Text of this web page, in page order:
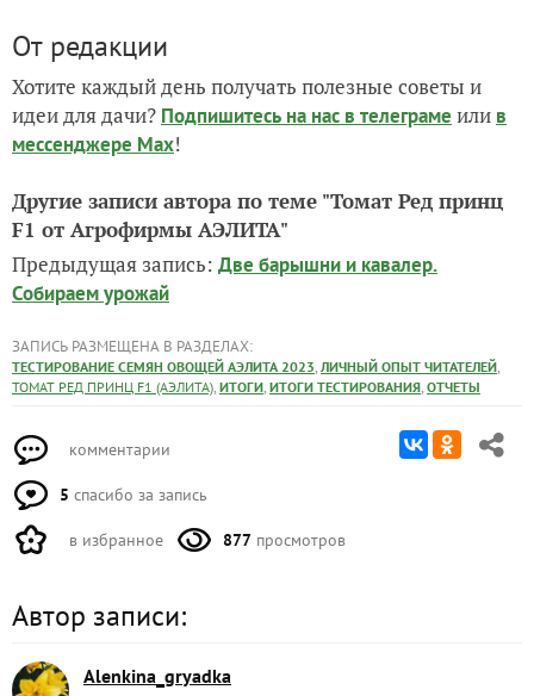
От редакции
Хотите каждый день получать полезные советы и
идеи для дачи? Подпишитесь на нас в телеграме или в
мессенджере Max!
Другие записи автора по теме "Томат Ред принц
F1 от Агрофирмы АЭЛИТА"
Предыдущая запись: Две барышни и кавалер.
Собираем урожай
ЗАПИСЬ РАЗМЕЩЕНА В РАЗДЕЛАХ:
ТЕСТИРОВАНИЕ СЕМЯН ОВОЩЕЙ АЭЛИТА 2023, ЛИЧНЫЙ ОПЫТ ЧИТАТЕЛЕЙ,
ТОМАТ РЕД ПРИНЦ F1 (АЭЛИТА), ИТОГИ, ИТОГИ ТЕСТИРОВАНИЯ, ОТЧЕТЫ
комментарии
5 спасибо за запись
в избранное 877 просмотров
Автор записи:
Alenkina_gryadka